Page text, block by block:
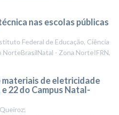
nas escolas públicas
Federal de Educação, Ciência
NorteBrasilNatal - Zona NorteIFRN,
de eletricidade
22 do Campus Natal-